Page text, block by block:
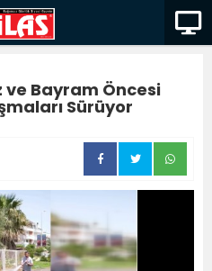
ve Bayram Öncesi
Sürüyor